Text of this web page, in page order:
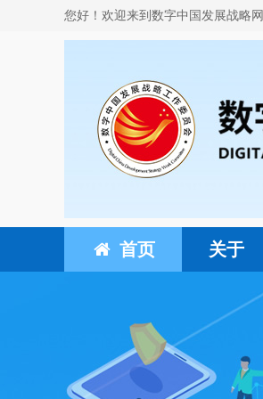
您好！欢迎来到数字中国发展战略网
首页 关于